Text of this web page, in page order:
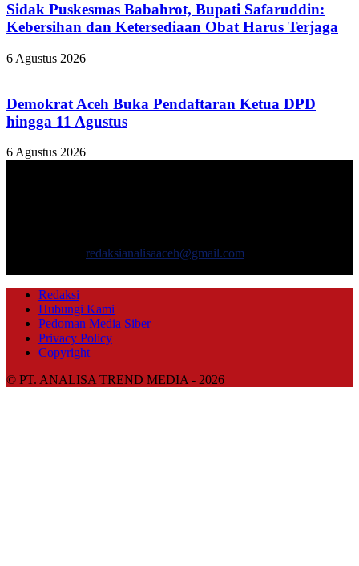
Sidak Puskesmas Babahrot, Bupati Safaruddin:
Kebersihan dan Ketersediaan Obat Harus Terjaga
6 Agustus 2026
Demokrat Aceh Buka Pendaftaran Ketua DPD
hingga 11 Agustus
6 Agustus 2026
redaksianalisaaceh@gmail.com
Redaksi
Hubungi Kami
Pedoman Media Siber
Privacy Policy
Copyright
© PT. ANALISA TREND MEDIA - 2026